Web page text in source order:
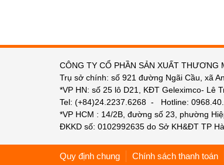
CÔNG TY CỔ PHẦN SẢN XUẤT THƯƠNG
Trụ sở chính: số 921 đường Ngãi Cầu, xã
*VP HN: số 25 lô D21, KĐT Geleximco- Lê
Tel: (+84)24.2237.6268 - Hotline:
*VP HCM : 14/2B, đường số 23, phường
ĐKKD số: 0102992635 do Sở KH&ĐT TP
Quy định chung Chính sách thanh toán